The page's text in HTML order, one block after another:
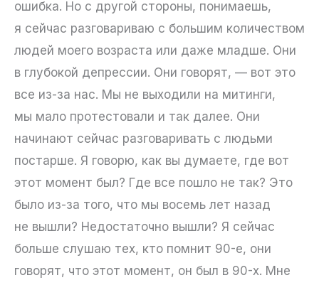
ошибка. Но с другой стороны, понимаешь,
я сейчас разговариваю с большим количеством
людей моего возраста или даже младше. Они
в глубокой депрессии. Они говорят, — вот это
все из-за нас. Мы не выходили на митинги,
мы мало протестовали и так далее. Они
начинают сейчас разговаривать с людьми
постарше. Я говорю, как вы думаете, где вот
этот момент был? Где все пошло не так? Это
было из-за того, что мы восемь лет назад
не вышли? Недостаточно вышли? Я сейчас
больше слушаю тех, кто помнит 90-е, они
говорят, что этот момент, он был в 90-х. Мне